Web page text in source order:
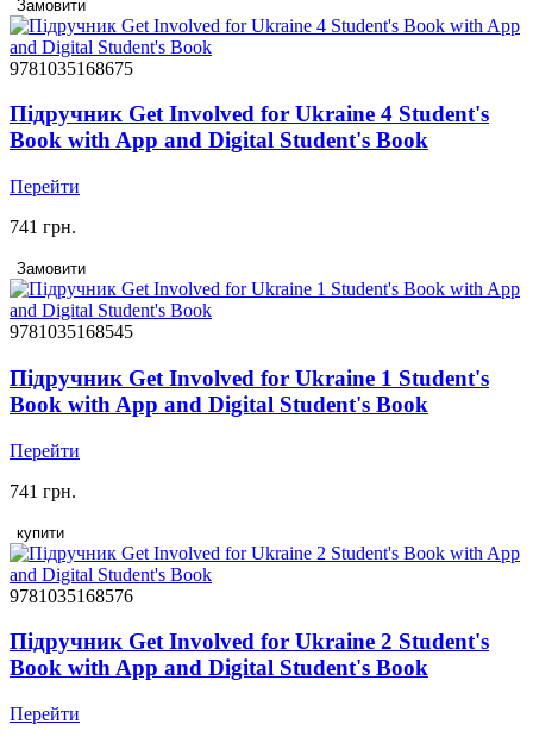
Замовити
9781035168675
Підручник Get Involved for Ukraine 4 Student's
Book with App and Digital Student's Book
Перейти
741 грн.
Замовити
9781035168545
Підручник Get Involved for Ukraine 1 Student's
Book with App and Digital Student's Book
Перейти
741 грн.
купити
9781035168576
Підручник Get Involved for Ukraine 2 Student's
Book with App and Digital Student's Book
Перейти